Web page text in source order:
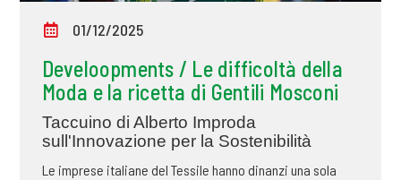
01/12/2025
Develoopments / Le difficoltà della
Moda e la ricetta di Gentili Mosconi
Taccuino di Alberto Improda
sull'Innovazione per la Sostenibilità
Le imprese italiane del Tessile hanno dinanzi una sola